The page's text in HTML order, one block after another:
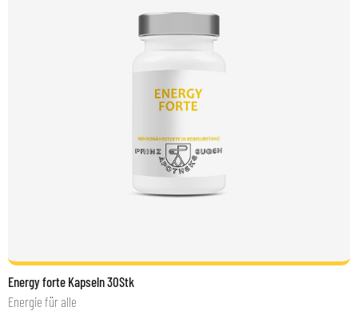
Energy forte Kapseln 30Stk
Energie für alle